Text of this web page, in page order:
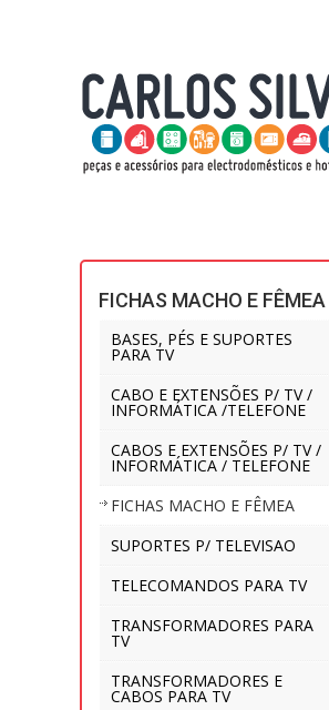
FICHAS MACHO E FÊMEA
BASES, PÉS E SUPORTES
PARA TV
CABO E EXTENSÕES P/ TV /
INFORMÁTICA /TELEFONE
CABOS E EXTENSÕES P/ TV /
INFORMÁTICA / TELEFONE
FICHAS MACHO E FÊMEA
SUPORTES P/ TELEVISAO
TELECOMANDOS PARA TV
TRANSFORMADORES PARA
TV
TRANSFORMADORES E
CABOS PARA TV